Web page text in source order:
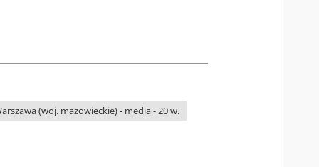
(woj. mazowieckie) - media - 20 w.